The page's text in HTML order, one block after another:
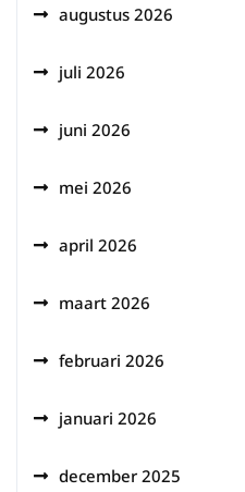
augustus 2026
juli 2026
juni 2026
mei 2026
april 2026
maart 2026
februari 2026
januari 2026
december 2025